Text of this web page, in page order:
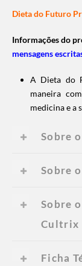
Dieta do Futuro
Informações do
mensagens
A Dieta do
maneira
medicina e a
Sobre
Sobre
Sobre
Cultrix
Ficha